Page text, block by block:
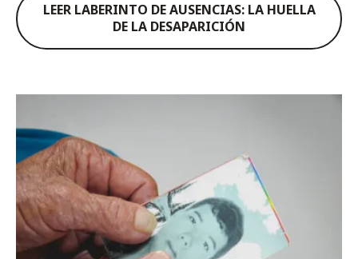
LEER LABERINTO DE AUSENCIAS: LA HUELLA
DE LA DESAPARICIÓN